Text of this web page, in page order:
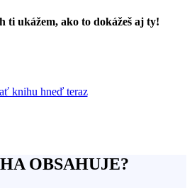
ti ukážem, ako to dokážeš aj ty!
knihu hneď teraz
OBSAHUJE?